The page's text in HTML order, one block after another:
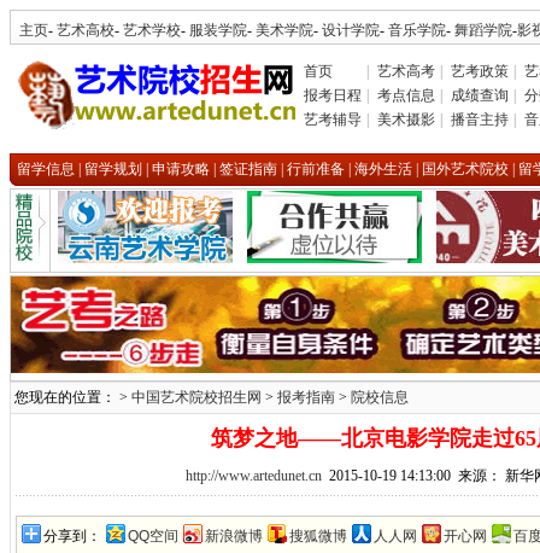
主页- 艺术高校- 艺术学校- 服装学院- 美术学院- 设计学院- 音乐学院- 舞蹈学院-影
首页 艺术高考 艺考政策
报考日程
考点信息 成绩查询
艺考辅导
美术摄影 播音主持
留学信息 留学规划 申请攻略 签证指南 行前准备 海外生活 国外艺术院校 留
您现在的位置： > 中国艺术院校招生网 > 报考指南 > 院校信息
筑梦之地——北京电影学院走过65
http://www.artedunet.cn2015-10-19 14:13:00 来源： 新华
分享到： QQ空间 新浪微博 搜狐微博 人人网 开心网 百